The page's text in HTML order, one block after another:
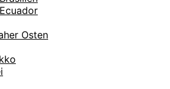
Ecuador
Osten